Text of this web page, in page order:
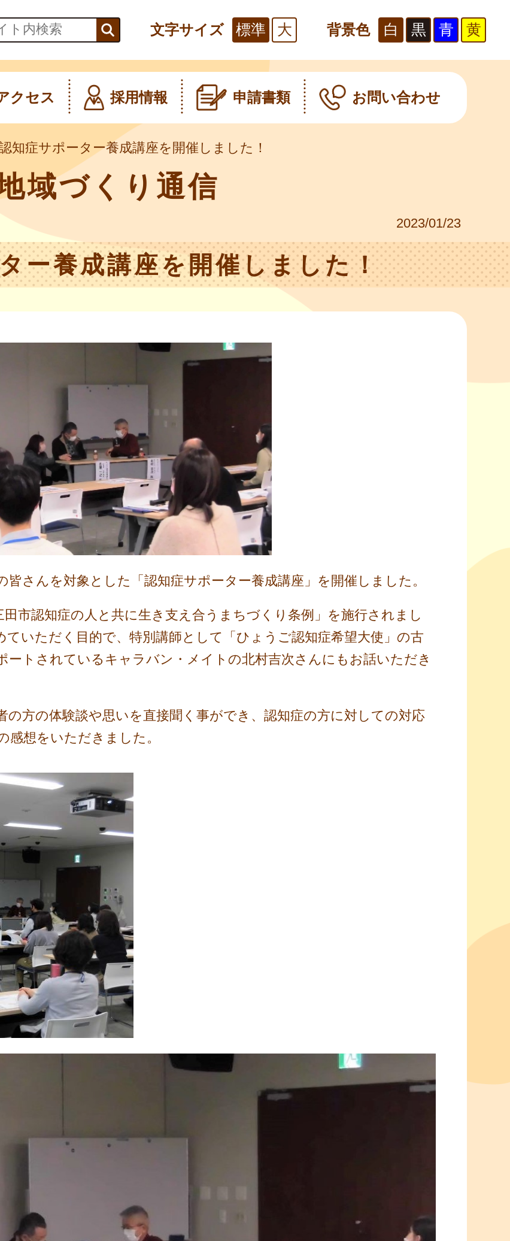
文字サイズ 標準 大 背景色 白 黒 青 黄
クセス 採用情報 申請書類 お問い合わせ
知症サポーター養成講座を開催しました！
域づくり通信
2023/01/23
ー養成講座を開催しました！
さんを対象とした「認知症サポーター養成講座」を開催しました。
市認知症の人と共に生き支え合うまちづくり条例」を施行されまし
いただく目的で、特別講師として「ひょうご認知症希望大使」の古
ートされているキャラバン・メイトの北村吉次さんにもお話いただき
方の体験談や思いを直接聞く事ができ、認知症の方に対しての対応
想をいただきました。